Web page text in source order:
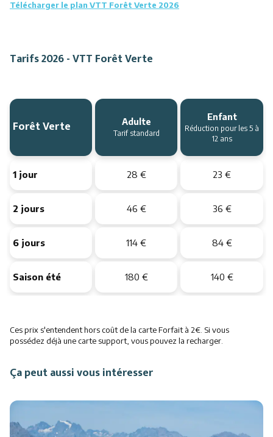
Télécharger le plan VTT Forêt Verte 2026
Tarifs 2026 - VTT Forêt Verte
Forêt Verte Adulte
Tarif standard
Enfant
Réduction pour les 5 à
12 ans
1 jour 28 € 23 €
2 jours 46 € 36 €
6 jours 114 € 84 €
Saison été 180 € 140 €
Ces prix s'entendent hors coût de la carte Forfait à 2€. Si vous
possédez déjà une carte support, vous pouvez la recharger.
Ça peut aussi vous intéresser